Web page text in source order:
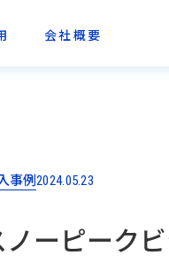
会社概要
事例2024.05.23
ーピーク